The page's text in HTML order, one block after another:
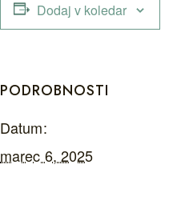
Dodaj v koledar
PODROBNOSTI
Datum:
marec 6, 2025